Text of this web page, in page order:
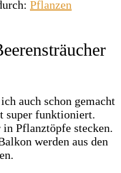
Pflanzen
auch schon gemacht
super funktioniert.
Pflanztöpfe stecken.
werden aus den